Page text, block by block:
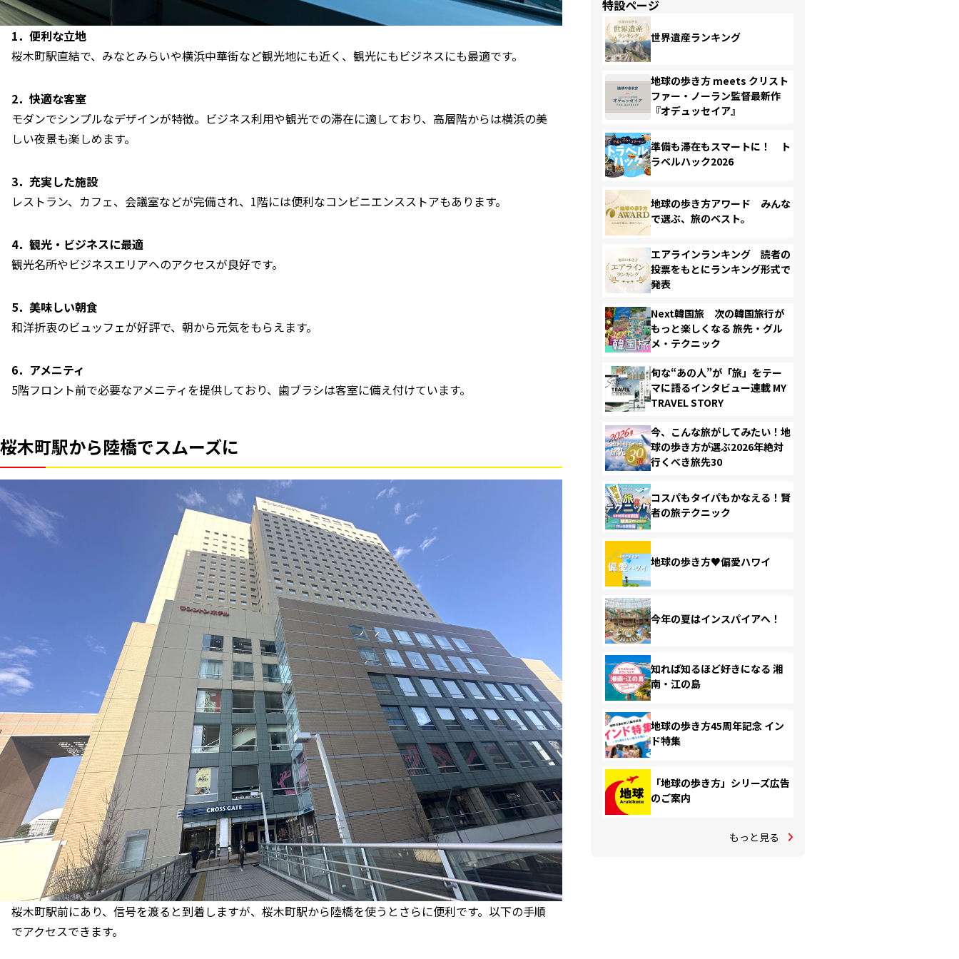
1．便利な立地
桜木町駅直結で、みなとみらいや横浜中華街など観光地にも近く、観光にもビジネスにも最適です。
2．快適な客室
モダンでシンプルなデザインが特徴。ビジネス利用や観光での滞在に適しており、高層階からは横浜の美
しい夜景も楽しめます。
3．充実した施設
レストラン、カフェ、会議室などが完備され、1階には便利なコンビニエンスストアもあります。
4．観光・ビジネスに最適
観光名所やビジネスエリアへのアクセスが良好です。
5．美味しい朝食
和洋折衷のビュッフェが好評で、朝から元気をもらえます。
6．アメニティ
5階フロント前で必要なアメニティを提供しており、歯ブラシは客室に備え付けています。
桜木町駅から陸橋でスムーズに
桜木町駅前にあり、信号を渡ると到着しますが、桜木町駅から陸橋を使うとさらに便利です。以下の手順
でアクセスできます。
特設ページ
世界遺産ランキング
地球の歩き方 meets クリスト
ファー・ノーラン監督最新作
『オデュッセイア』
準備も滞在もスマートに！ ト
ラベルハック2026
地球の歩き方アワード みんな
で選ぶ、旅のベスト。
エアラインランキング 読者の
投票をもとにランキング形式で
発表
Next韓国旅 次の韓国旅行が
もっと楽しくなる 旅先・グル
メ・テクニック
旬な“あの人”が「旅」をテー
マに語るインタビュー連載 MY
TRAVEL STORY
今、こんな旅がしてみたい！地
球の歩き方が選ぶ2026年絶対
行くべき旅先30
コスパもタイパもかなえる！賢
者の旅テクニック
地球の歩き方♥偏愛ハワイ
今年の夏はインスパイアへ！
知れば知るほど好きになる 湘
南・江の島
地球の歩き方45周年記念 イン
ド特集
「地球の歩き方」シリーズ広告
のご案内
もっと見る